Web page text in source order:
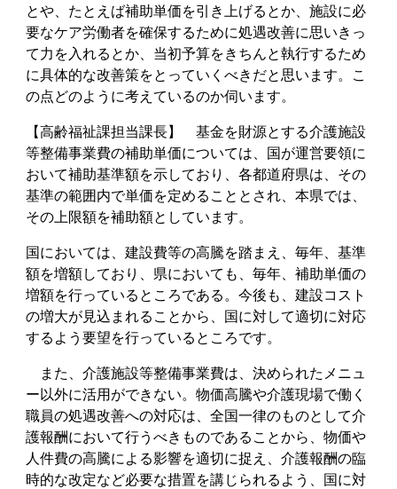
とや、たとえば補助単価を引き上げるとか、施設に必
要なケア労働者を確保するために処遇改善に思いきっ
て力を入れるとか、当初予算をきちんと執行するため
に具体的な改善策をとっていくべきだと思います。こ
の点どのように考えているのか伺います。
【高齢福祉課担当課長】 基金を財源とする介護施設
等整備事業費の補助単価については、国が運営要領に
おいて補助基準額を示しており、各都道府県は、その
基準の範囲内で単価を定めることとされ、本県では、
その上限額を補助額としています。
国においては、建設費等の高騰を踏まえ、毎年、基準
額を増額しており、県においても、毎年、補助単価の
増額を行っているところである。今後も、建設コスト
の増大が見込まれることから、国に対して適切に対応
するよう要望を行っているところです。
また、介護施設等整備事業費は、決められたメニュ
ー以外に活用ができない。物価高騰や介護現場で働く
職員の処遇改善への対応は、全国一律のものとして介
護報酬において行うべきものであることから、物価や
人件費の高騰による影響を適切に捉え、介護報酬の臨
時的な改定など必要な措置を講じられるよう、国に対